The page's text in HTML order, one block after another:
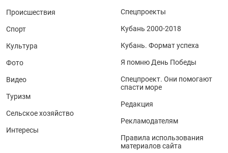
Происшествия
Спорт
Культура
Фото
Видео
Туризм
Сельское хозяйство
Интересы
Спецпроекты
Кубань 2000-2018
Кубань. Формат успеха
Я помню День Победы
Спецпроект. Они помогают
спасти море
Редакция
Рекламодателям
Правила использования
материалов сайта